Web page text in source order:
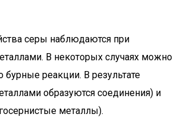
серы наблюдаются при
В некоторых случаях можно
реакции. В результате
образуются соединения) и
металлы).